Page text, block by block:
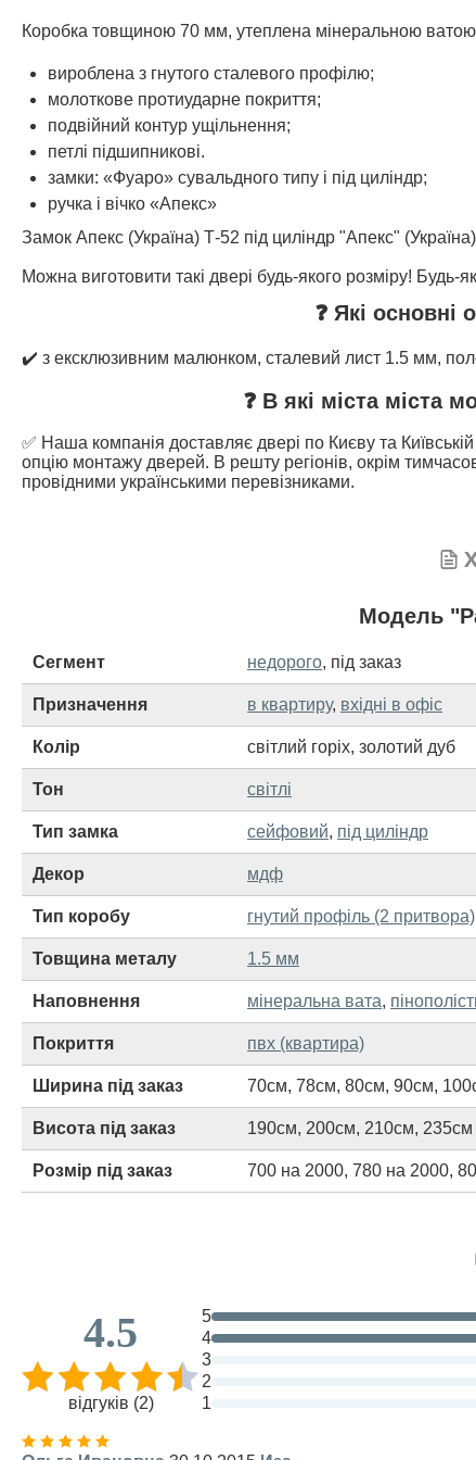
Коробка товщиною 70 мм, утеплена мінеральною
вироблена з гнутого сталевого профілю;
молоткове протиударне покриття;
подвійний контур ущільнення;
петлі підшипникові.
замки: «Фуаро» сувальдного типу і під циліндр;
ручка і вічко «Апекс»
Замок Апекс (Україна) Т-52 під циліндр "Апекс"
Можна виготовити такі двері будь-якого розміру! Будь-
❓ Які основні
✔️ з ексклюзивним малюнком, сталевий лист 1.5 мм,
❓ В які міста міста
✅ Наша компанія доставляє двері по Києву та
опцію монтажу дверей. В решту регіонів, окрім
провідними українськими перевізниками.
Модель
Сегмент недорого, під заказ
Призначення в квартиру, вхідні в офіс
Колір світлий горіх, золотий дуб
Тон світлі
Тип замка сейфовий, під циліндр
Декор мдф
Тип коробу гнутий профіль (2 притвора)
Товщина металу 1.5 мм
Наповнення мінеральна вата,
Покриття пвх (квартира)
Ширина під заказ 70см, 78см, 80см, 90см,
Висота під заказ 190см, 200см, 210см, 235см
Розмір під заказ 700 на 2000, 780 на 2000,
4.5
відгуків (2)
5
4
3
2
1